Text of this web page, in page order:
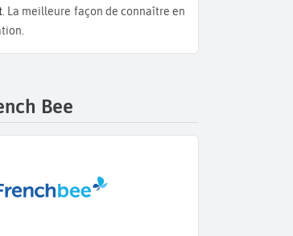
. La meilleure façon de connaître en
Bee